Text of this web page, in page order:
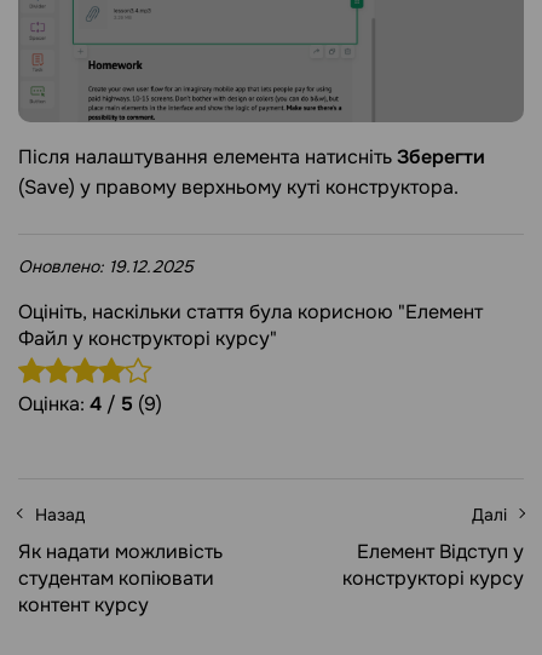
Після налаштування елемента натиснітьЗберегти
(Save) у правому верхньому куті конструктора.
Оновлено: 19.12.2025
Оцініть, наскільки стаття була корисною "Елемент
Файл у конструкторі курсу"
Оцінка: 4 / 5 (9)
Назад
Як надати можливість
студентам копіювати
контент курсу
Далі
Елемент Відступ у
конструкторі курсу